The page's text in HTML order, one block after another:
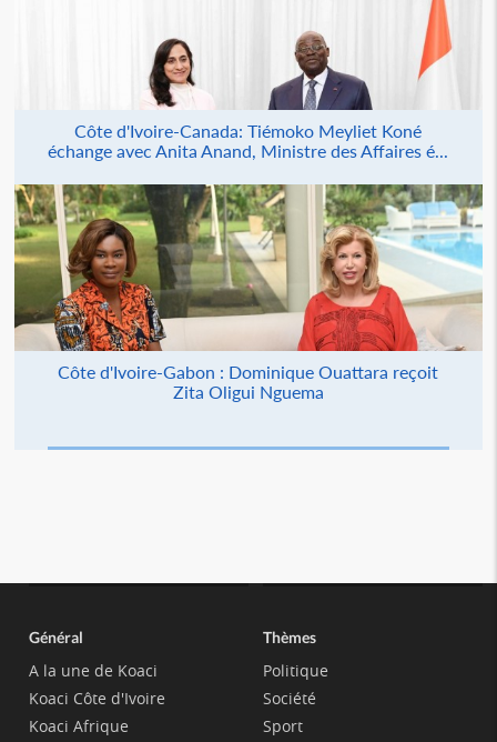
Côte d'Ivoire-Canada: Tiémoko Meyliet Koné
échange avec Anita Anand, Ministre des Affaires é...
Côte d'Ivoire-Gabon : Dominique Ouattara reçoit
Zita Oligui Nguema
Général
A la une de Koaci
Koaci Côte d'Ivoire
Koaci Afrique
Thèmes
Politique
Société
Sport